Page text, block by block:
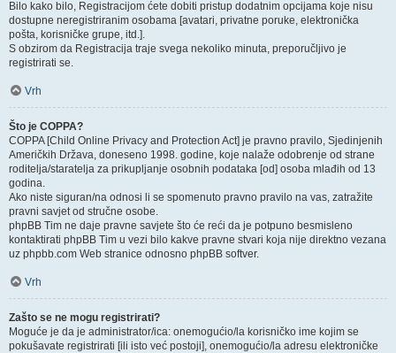
Bilo kako bilo, Registracijom ćete dobiti pristup dodatnim opcijama koje nisu
dostupne neregistriranim osobama [avatari, privatne poruke, elektronička
pošta, korisničke grupe, itd.].
S obzirom da Registracija traje svega nekoliko minuta, preporučljivo je
registrirati se.
Vrh
Što je COPPA?
COPPA [Child Online Privacy and Protection Act] je pravno pravilo, Sjedinjenih
Američkih Država, doneseno 1998. godine, koje nalaže odobrenje od strane
roditelja/staratelja za prikupljanje osobnih podataka [od] osoba mlađih od 13
godina.
Ako niste siguran/na odnosi li se spomenuto pravno pravilo na vas, zatražite
pravni savjet od stručne osobe.
phpBB Tim ne daje pravne savjete što će reći da je potpuno besmisleno
kontaktirati phpBB Tim u vezi bilo kakve pravne stvari koja nije direktno vezana
uz phpbb.com Web stranice odnosno phpBB softver.
Vrh
Zašto se ne mogu registrirati?
Moguće je da je administrator/ica: onemogućio/la korisničko ime kojim se
pokušavate registrirati [ili isto već postoji], onemogućio/la adresu elektroničke